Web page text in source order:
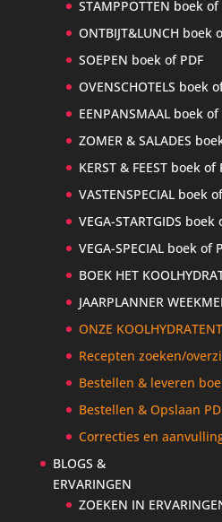
STAMPPOTTEN boek of
ONTBIJT&LUNCH boek
SOEPEN boek of PDF
OVENSCHOTELS boek
EENPANSMAAL boek of
ZOMER & SALADES
KERST & FEEST boek of
VASTENSPECIAL boek
VEGA-STARTGIDS boek
VEGA-SPECIAL boek of
BOEK HET
JAARPLANNER
ONZE
Recepten zoeken/
Bestellen & leveren
Bestellen & Opslaan
Correcties en
BLOGS &
ERVARINGEN
ZOEKEN IN